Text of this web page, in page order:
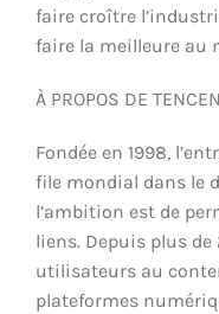
faire croître
faire la meilleure au
À PROPOS DE
Fondée en 1998,
file mondial dans le
l’ambition est de
liens. Depuis plus de
utilisateurs au
plateformes